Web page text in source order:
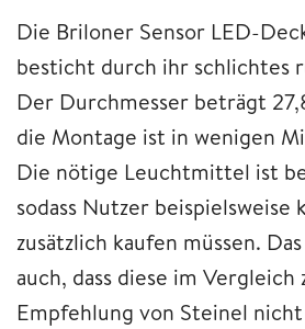
Die Briloner Sensor LED-
besticht durch ihr schlichtes
Der Durchmesser beträgt
die Montage ist in wenigen
Die nötige Leuchtmittel ist
sodass Nutzer beispielsweise
zusätzlich kaufen müssen.
auch, dass diese im Vergleich
Empfehlung von Steinel